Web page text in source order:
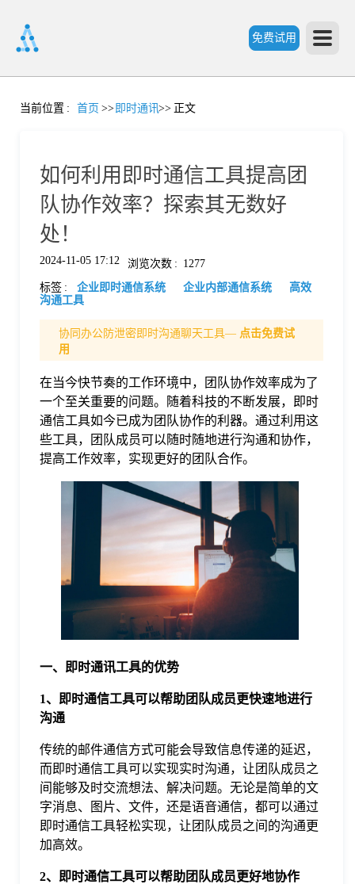
免费试用
首
价
格
常
问
当前位置 : 首页 >> 即时通讯>> 正文
如何利用即时通信工具提高团
队协作效率？探索其无数好
处！
2024-11-05 17:12 浏览次数 : 1277
标签 : 企业即时通信系统 企业内部通信系统
高效
沟通工具
协同办公防泄密即时沟通聊天工具— 点击免费试
用
在当今快节奏的工作环境中，团队协作效率成为了
一个至关重要的问题。随着科技的不断发展，即时
通信工具如今已成为团队协作的利器。通过利用这
些工具，团队成员可以随时随地进行沟通和协作，
提高工作效率，实现更好的团队合作。
一、即时通讯工具的优势
1、即时通信工具可以帮助团队成员更快速地进行
沟通
传统的邮件通信方式可能会导致信息传递的延迟，
而即时通信工具可以实现实时沟通，让团队成员之
间能够及时交流想法、解决问题。无论是简单的文
字消息、图片、文件，还是语音通信，都可以通过
即时通信工具轻松实现，让团队成员之间的沟通更
加高效。
2、即时通信工具可以帮助团队成员更好地协作